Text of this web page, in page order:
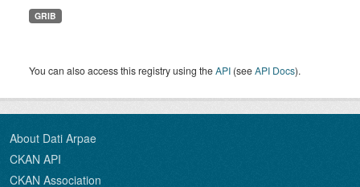
GRIB
You can also access this registry using theAPI (seeAPI Docs).
About Dati Arpae
CKAN API
CKAN Association